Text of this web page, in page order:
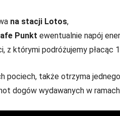
na stacji Lotos,
Punkt ewentualnie napój
z którymi podróżujemy płacąc
pociech, także otrzyma
dogów wydawanych w